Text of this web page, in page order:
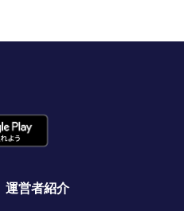
運営者紹介